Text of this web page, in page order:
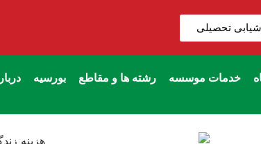
تحصیلی
خدمات موسسه رشته ها و مقاطع بورسیه